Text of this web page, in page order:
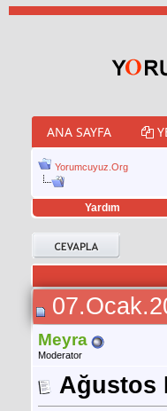
ANA SAYFA
Yorumcuyuz.Org
Yardım
porno izle twitter retweet
Meyra
Moderator
Ağustos